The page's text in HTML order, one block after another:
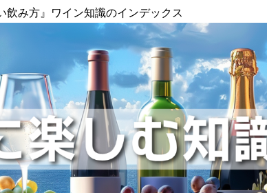
飲み方』ワイン知識のインデックス